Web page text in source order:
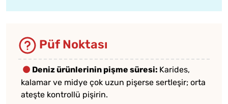
Püf Noktası
Deniz ürünlerinin pişme süresi: Karides,
kalamar ve midye çok uzun pişerse sertleşir; orta
ateşte kontrollü pişirin.